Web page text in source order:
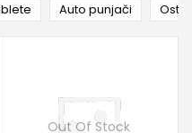
Auto punjači
Out Of Stock